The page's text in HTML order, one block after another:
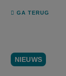
GA TERUG
NIEUWS